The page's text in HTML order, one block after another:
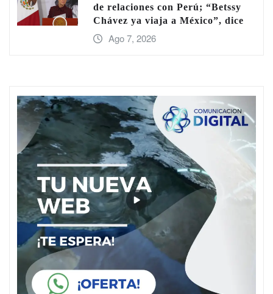
de relaciones con Perú; “Betssy
Chávez ya viaja a México”, dice
Ago 7, 2026